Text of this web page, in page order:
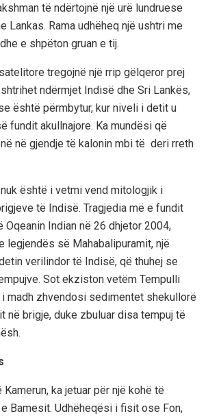
të ndërtojnë një urë lundruese
Lankas. Rama udhëheq një ushtri me
e shpëton gruan e tij.
tregojnë një rrip gëlqeror prej
ndërmjet Indisë dhe Sri Lankës,
është përmbytur, kur niveli i detit u
fundit akullnajore. Ka mundësi që
në gjendje të kalonin mbi të deri rreth
është i vetmi vend mitologjik i
të Indisë. Tragjedia më e fundit
Oqeanin Indian në 26 dhjetor 2004,
legjendës së Mahabalipuramit, një
verilindor të Indisë, që thuhej se
Sot ekziston vetëm Tempulli
i madh zhvendosi sedimentet shekullorë
në brigje, duke zbuluar disa tempuj të
ka jetuar për një kohë të
Bamesit. Udhëheqësi i fisit ose Fon,